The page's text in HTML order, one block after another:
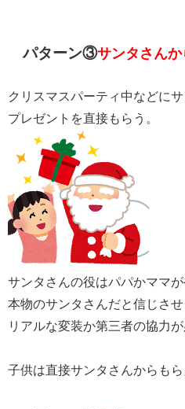
パターン③サンタさんか
クリスマスパーティ中などに
プレゼントを直接もらう。
サンタさんの役はパパかママが
本物のサンタさんだと信じさせ
リアルな変装か第三者の協力が
子供は直接サンタさんからもら